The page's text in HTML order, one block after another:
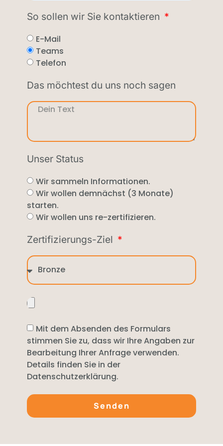
So sollen wir Sie kontaktieren
E-Mail
Teams
Telefon
Das möchtest du uns noch sagen
Unser Status
Wir sammeln Informationen.
Wir wollen demnächst (3 Monate)
starten.
Wir wollen uns re-zertifizieren.
Zertifizierungs-Ziel
Mit dem Absenden des Formulars
stimmen Sie zu, dass wir Ihre Angaben zur
Bearbeitung Ihrer Anfrage verwenden.
Details finden Sie in der
Datenschutzerklärung.
Senden